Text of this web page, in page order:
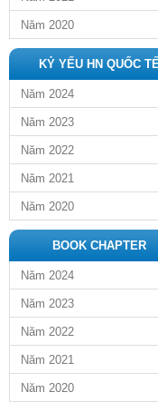
Năm 2020
KỶ YẾU HN QUỐC
Năm 2024
Năm 2023
Năm 2022
Năm 2021
Năm 2020
BOOK CHAPTER
Năm 2024
Năm 2023
Năm 2022
Năm 2021
Năm 2020